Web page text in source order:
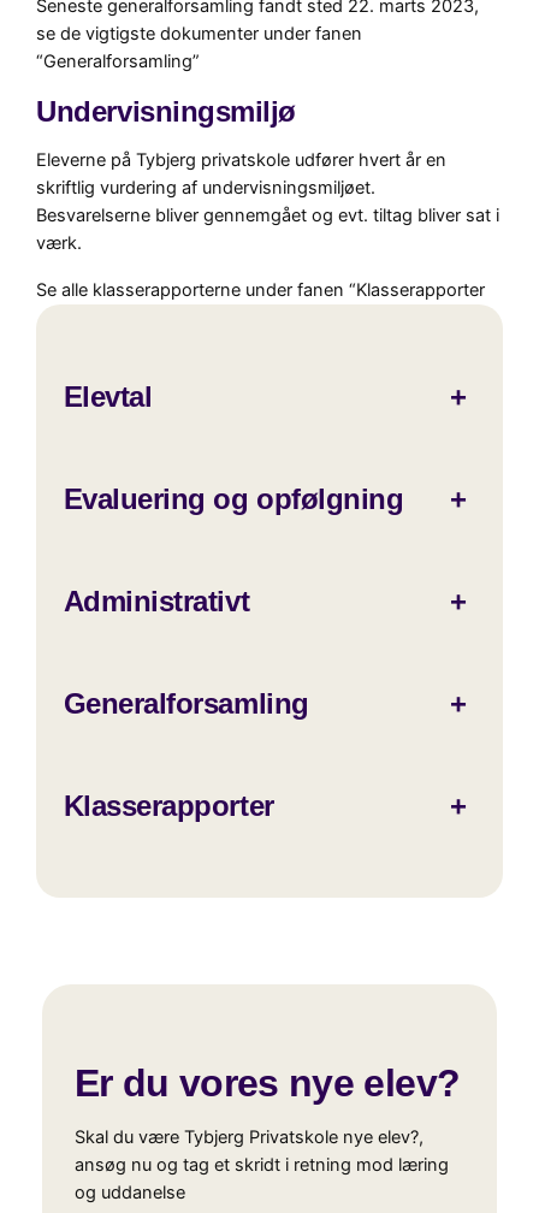
Seneste generalforsamling fandt sted 22. marts 2023,
se de vigtigste dokumenter under fanen
“Generalforsamling”
Undervisningsmiljø
Eleverne på Tybjerg privatskole udfører hvert år en
skriftlig vurdering af undervisningsmiljøet.
Besvarelserne bliver gennemgået og evt. tiltag bliver sat i
værk.
Se alle klasserapporterne under fanen “Klasserapporter
Elevtal +
Evaluering og opfølgning +
Administrativt +
Generalforsamling +
Klasserapporter +
Er du vores nye elev?
Skal du være Tybjerg Privatskole nye elev?,
ansøg nu og tag et skridt i retning mod læring
og uddanelse